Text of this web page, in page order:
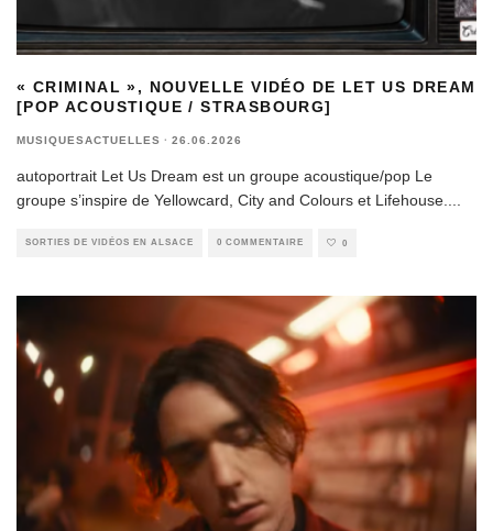
« CRIMINAL », NOUVELLE VIDÉO DE LET US DREAM
[POP ACOUSTIQUE / STRASBOURG]
MUSIQUESACTUELLES · 26.06.2026
autoportrait Let Us Dream est un groupe acoustique/pop Le
groupe s’inspire de Yellowcard, City and Colours et Lifehouse.
SORTIES DE VIDÉOS EN ALSACE 0 COMMENTAIRE 0